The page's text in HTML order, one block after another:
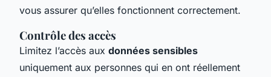
vous assurer qu’elles fonctionnent correctement.
Contrôle des accès
Limitez l’accès aux données sensibles
uniquement aux personnes qui en ont réellement